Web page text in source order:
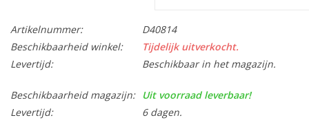
Artikelnummer:
D40814
Beschikbaarheid winkel:
Tijdelijk uitverkocht.
Levertijd:
Beschikbaar in het magazijn.
Beschikbaarheid magazijn:
Uit voorraad leverbaar!
Levertijd:
6 dagen.